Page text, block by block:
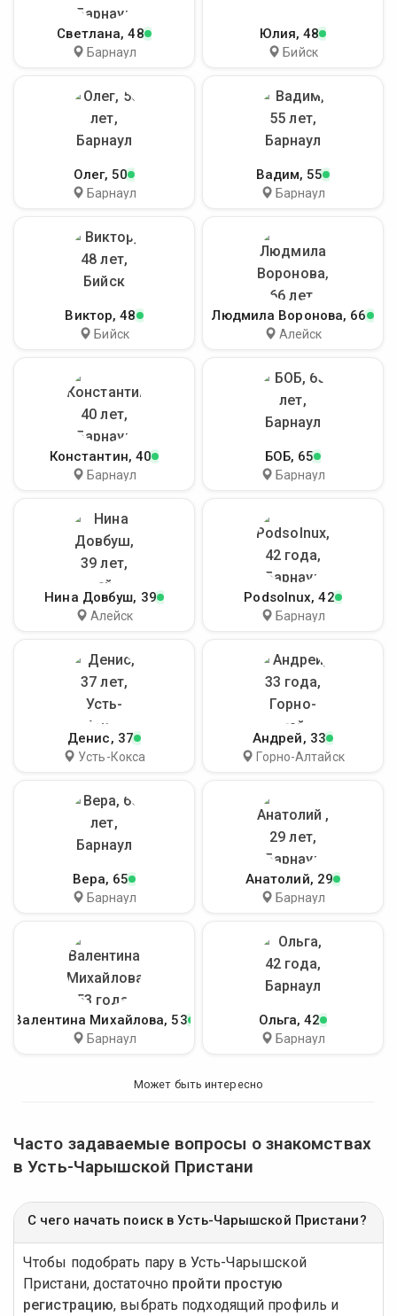
Светлана, 48
Барнаул
Юлия, 48
Бийск
Олег, 50
Барнаул
Вадим, 55
Барнаул
Виктор, 48
Бийск
Людмила Воронова, 66
Алейск
Константин, 40
Барнаул
БОБ, 65
Барнаул
Нина Довбуш, 39
Алейск
Podsolnux, 42
Барнаул
Денис, 37
Усть-Кокса
Андрей, 33
Горно-Алтайск
Вера, 65
Барнаул
Анатолий, 29
Барнаул
Валентина Михайлова, 53
Барнаул
Ольга, 42
Барнаул
Может быть интересно
Часто задаваемые вопросы о знакомствах
в Усть-Чарышской Пристани
С чего начать поиск в Усть-Чарышской Пристани?
Чтобы подобрать пару в Усть-Чарышской
Пристани, достаточно пройти простую
регистрацию, выбрать подходящий профиль и